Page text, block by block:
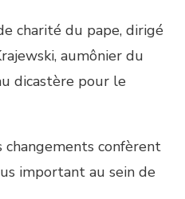
charité du pape, dirigé
aumônier du
dicastère pour le
changements confèrent
important au sein de